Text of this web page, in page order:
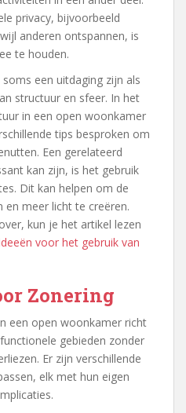
privacy, bijvoorbeeld
anderen ontspannen, is
te houden.
een uitdaging zijn als
structuur en sfeer. In het
in een open woonkamer
tips besproken om
Een gerelateerd
kan zijn, is het gebruik
Dit kan helpen om de
meer licht te creëren.
kun je het artikel lezen
voor het gebruik van
Zonering
een open woonkamer richt
gebieden zonder
Er zijn verschillende
elk met hun eigen